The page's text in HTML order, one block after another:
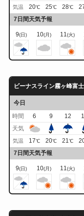
気温 20℃ 25℃ 28℃
7日間天気予報
9(日) 10(月) 11 (火)
ビーナスライン霧ヶ峰富
今日
時間
6 9 12
天気
気温 17℃ 20℃ 21℃
7日間天気予報
9(日) 10(月) 11(火)